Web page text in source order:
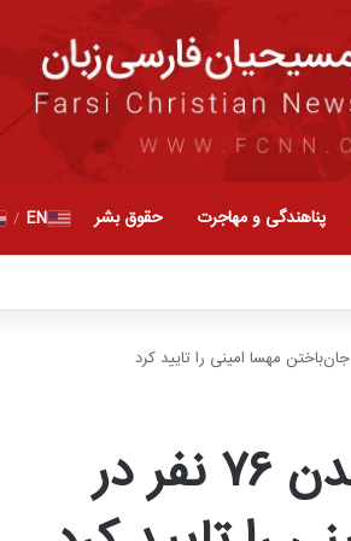
پناهندگی و مهاجرت حقوق بشر EN
/
سازمان حقوق بشر ایران کشته شدن ۷۶ نفر در